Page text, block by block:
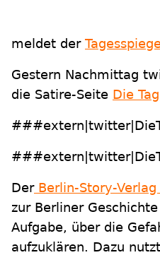
meldet der
Gestern Nachmittag
die Satire-Seite Die
DerBerlin-Story-Verlag
zur Berliner
Aufgabe, über die
aufzuklären. Dazu